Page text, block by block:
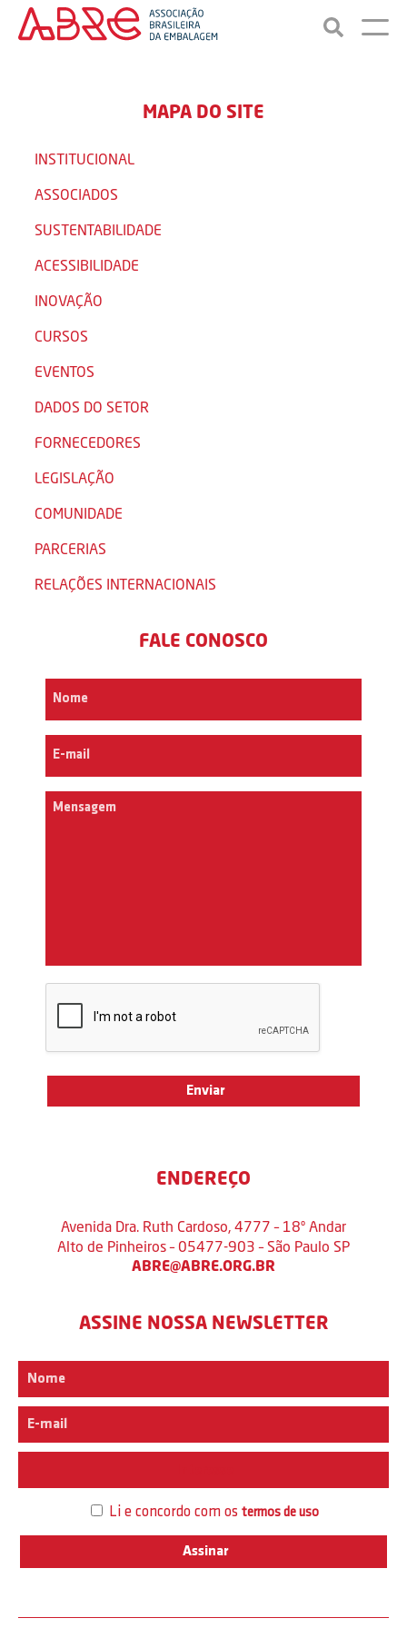
MAPA DO SITE
INSTITUCIONAL
ASSOCIADOS
SUSTENTABILIDADE
ACESSIBILIDADE
INOVAÇÃO
CURSOS
EVENTOS
DADOS DO SETOR
FORNECEDORES
LEGISLAÇÃO
COMUNIDADE
PARCERIAS
RELAÇÕES INTERNACIONAIS
FALE CONOSCO
ENDEREÇO
Avenida Dra. Ruth Cardoso, 4777 – 18º Andar
Alto de Pinheiros – 05477-903 – São Paulo SP
ABRE@ABRE.ORG.BR
ASSINE NOSSA NEWSLETTER
Li e concordo com os termos de uso